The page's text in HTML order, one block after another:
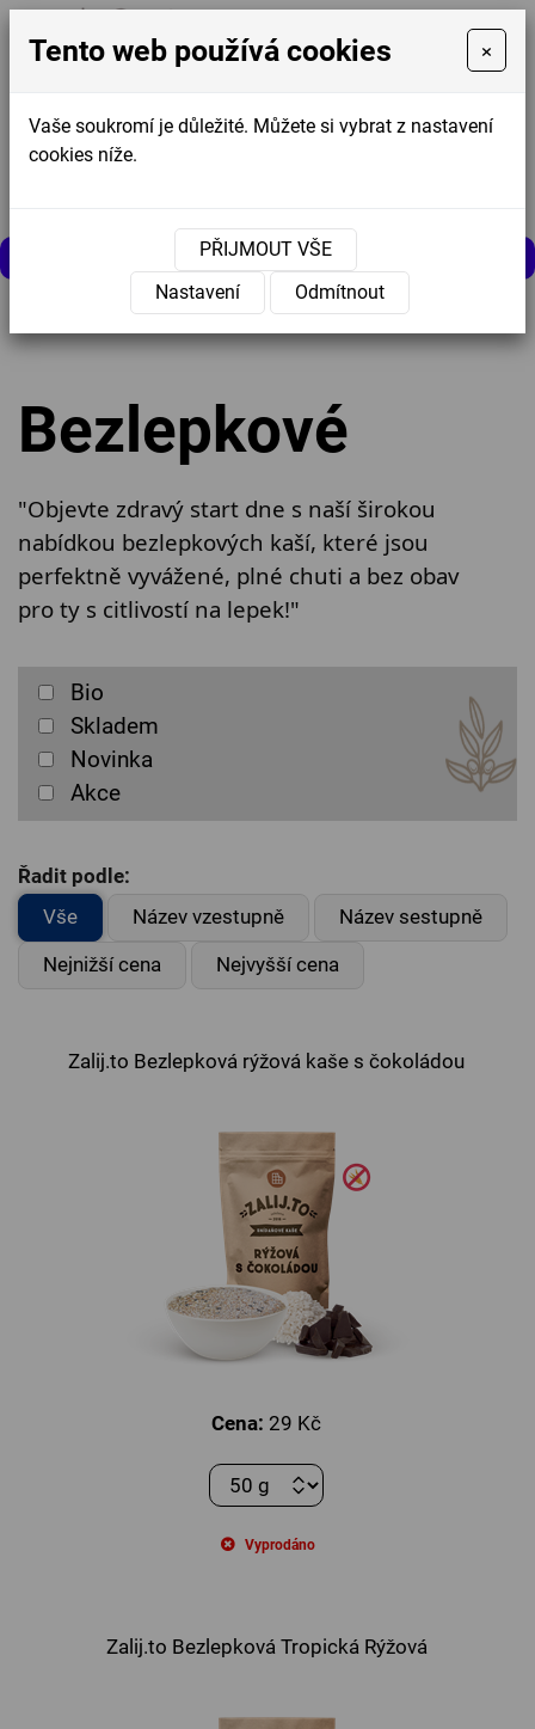
MENU
Úvodní stránka » Nabídka » Kaše » Bezlepkové
Bezlepkové
"Objevte zdravý start dne s naší širokou
nabídkou bezlepkových kaší, které jsou
perfektně vyvážené, plné chuti a bez obav
pro ty s citlivostí na lepek!"
Bio
Skladem
Novinka
Akce
Řadit podle:
Vše
Název vzestupně
Název sestupně
Nejnižší cena
Nejvyšší cena
Zalij.to Bezlepková rýžová kaše s čokoládou
Cena: 29 Kč
Vyprodáno
Zalij.to Bezlepková Tropická Rýžová
Tento web používá cookies ×
Vaše soukromí je důležité. Můžete si vybrat z nastavení
cookies níže.
PŘIJMOUT VŠE
Nastavení
Odmítnout